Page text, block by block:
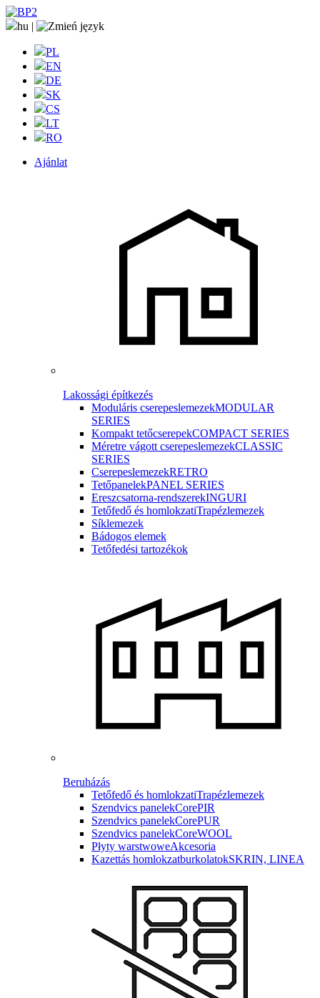
hu |
PL
EN
DE
SK
CS
LT
RO
Ajánlat
Lakossági építkezés
Moduláris cserepeslemezekMODULAR
SERIES
Kompakt tetőcserepekCOMPACT SERIES
Méretre vágott cserepeslemezekCLASSIC
SERIES
CserepeslemezekRETRO
TetőpanelekPANEL SERIES
Ereszcsatorna-rendszerekINGURI
Tetőfedő és homlokzatiTrapézlemezek
Síklemezek
Bádogos elemek
Tetőfedési tartozékok
Beruházás
Tetőfedő és homlokzatiTrapézlemezek
Szendvics panelekCorePIR
Szendvics panelekCorePUR
Szendvics panelekCoreWOOL
Płyty warstwoweAkcesoria
Kazettás homlokzatburkolatokSKRIN, LINEA